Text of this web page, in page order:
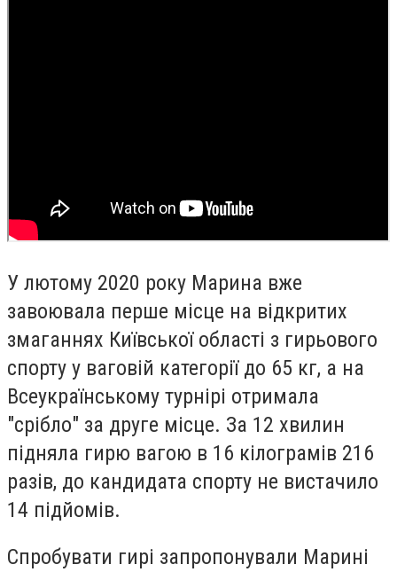
У лютому 2020 року Марина вже
завоювала перше місце на відкритих
змаганнях Київської області з гирьового
спорту у ваговій категорії до 65 кг, а на
Всеукраїнському турнірі отримала
"срібло" за друге місце. За 12 хвилин
підняла гирю вагою в 16 кілограмів 216
разів, до кандидата спорту не вистачило
14 підйомів.
Спробувати гирі запропонували Марині